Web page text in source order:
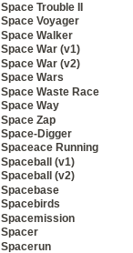
Space Trouble II
Space Voyager
Space Walker
Space War (v1)
Space War (v2)
Space Wars
Space Waste Race
Space Way
Space Zap
Space-Digger
Spaceace Running
Spaceball (v1)
Spaceball (v2)
Spacebase
Spacebirds
Spacemission
Spacer
Spacerun